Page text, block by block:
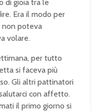
di gioia tra le
Era il modo per
non poteva
volare.
per tutto
si faceva più
Gli altri pattinatori
con affetto.
il primo giorno si